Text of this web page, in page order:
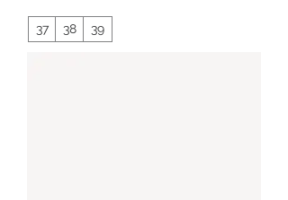
37 38 39